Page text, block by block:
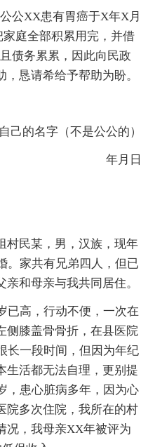
公XX患有胃癌于X年X月
庭全部积累用完，并借
债务累累，因此向民政
恳请希给予帮助为盼。
的名字（不是公公的）
年月日
村民某，男，汉族，现年
。家共有兄弟四人，但已
和母亲与我共同居住。
已高，行动不便，一次在
侧膝盖骨骨折，在县医院
长一段时间，但因为年纪
生活都无法自理，更别提
，患心脏病多年，因为心
院多次住院，我所在的村
况，我母亲XX年被评为